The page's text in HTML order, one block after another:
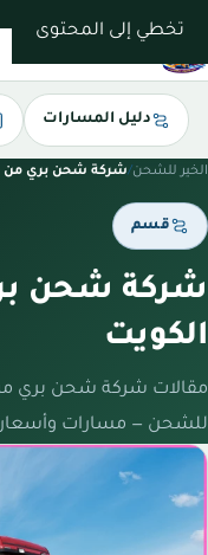
تخطي إلى المحتوى
دليل المسارات
الخير للشحن/شركة شحن بري من
قسم
شركة شحن
الكويت
مقالات شركة شحن بري من
للشحن — مسارات